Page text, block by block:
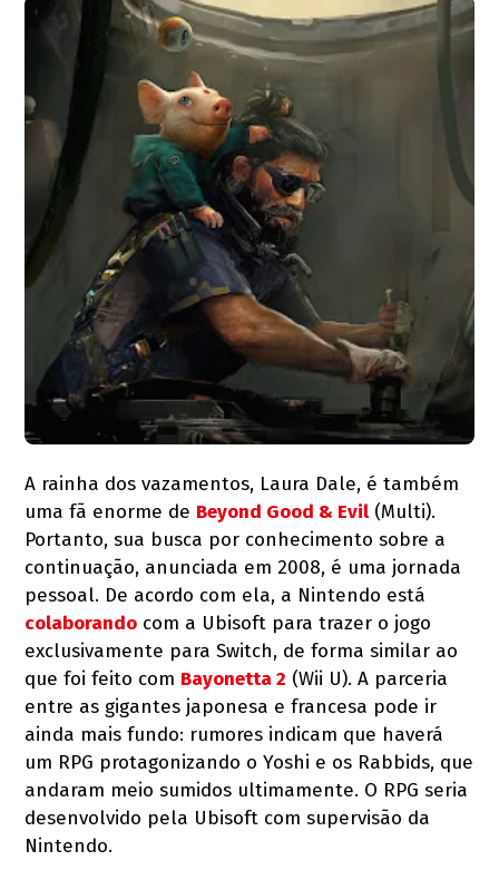
A rainha dos vazamentos, Laura Dale, é também
uma fã enorme de Beyond Good & Evil (Multi).
Portanto, sua busca por conhecimento sobre a
continuação, anunciada em 2008, é uma jornada
pessoal. De acordo com ela, a Nintendo está
colaborando com a Ubisoft para trazer o jogo
exclusivamente para Switch, de forma similar ao
que foi feito com Bayonetta 2 (Wii U). A parceria
entre as gigantes japonesa e francesa pode ir
ainda mais fundo: rumores indicam que haverá
um RPG protagonizando o Yoshi e os Rabbids, que
andaram meio sumidos ultimamente. O RPG seria
desenvolvido pela Ubisoft com supervisão da
Nintendo.